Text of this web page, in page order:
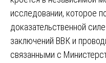
исследовании, которое
доказательственной
заключений ВВК и
связанными с